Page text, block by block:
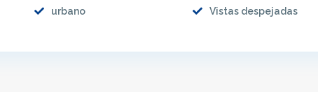
urbano Vistas despejadas